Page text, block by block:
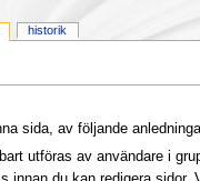
sida, av följande
utföras av användare i
historik